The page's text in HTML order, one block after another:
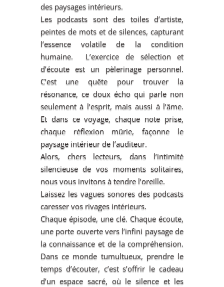
des paysages intérieurs.
Les podcasts sont des toiles d’artiste,
peintes de mots et de silences, capturant
l’essence volatile de la condition
humaine. L’exercice de sélection et
d’écoute est un pèlerinage personnel.
C’est une quête pour trouver la
résonance, ce doux écho qui parle non
seulement à l’esprit, mais aussi à l’âme.
Et dans ce voyage, chaque note prise,
chaque réflexion mûrie, façonne le
paysage intérieur de l’auditeur.
Alors, chers lecteurs, dans l’intimité
silencieuse de vos moments solitaires,
nous vous invitons à tendre l’oreille.
Laissez les vagues sonores des podcasts
caresser vos rivages intérieurs.
Chaque épisode, une clé. Chaque écoute,
une porte ouverte vers l’infini paysage de
la connaissance et de la compréhension.
Dans ce monde tumultueux, prendre le
temps d’écouter, c’est s’offrir le cadeau
d’un espace sacré, où le silence et les